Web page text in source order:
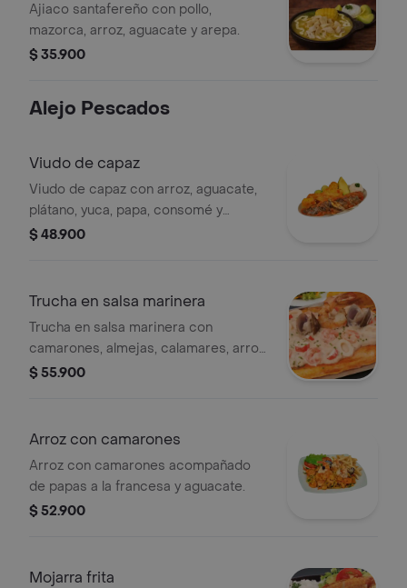
Ajiaco santafereño con pollo,
mazorca, arroz, aguacate y arepa.
$ 35.900
Alejo Pescados
Viudo de capaz
Viudo de capaz con arroz, aguacate,
plátano, yuca, papa, consomé y
mazorca.
$ 48.900
Trucha en salsa marinera
Trucha en salsa marinera con
camarones, almejas, calamares, arroz,
patacón y ensalada.
$ 55.900
Arroz con camarones
Arroz con camarones acompañado
de papas a la francesa y aguacate.
$ 52.900
Mojarra frita